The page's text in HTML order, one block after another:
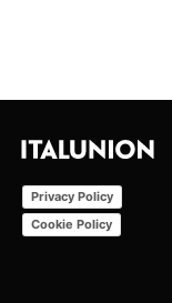
Privacy Policy
Cookie Policy